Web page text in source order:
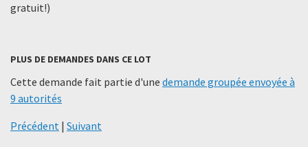
gratuit!)
PLUS DE DEMANDES DANS CE LOT
Cette demande fait partie d'une demande groupée envoyée à
9 autorités
Précédent | Suivant